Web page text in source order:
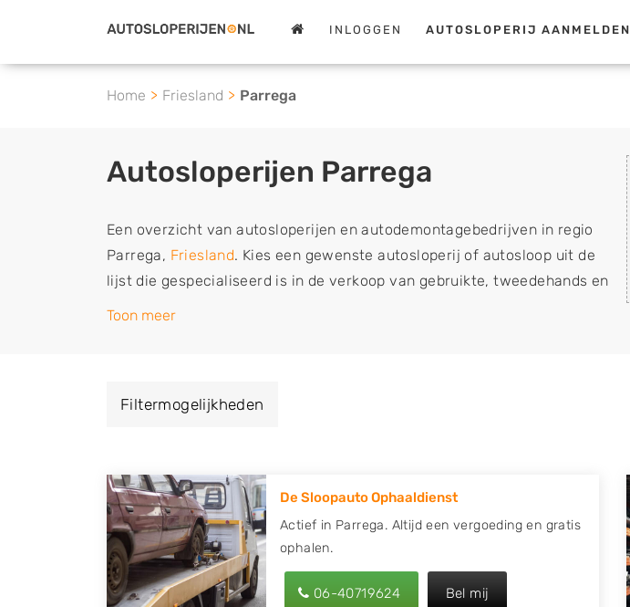
INLOGGEN AUTOSLOPERIJ AANMELDEN
Home Friesland Parrega
Autosloperijen Parrega
Een overzicht van autosloperijen en autodemontagebedrijven in regio
Parrega, Friesland. Kies een gewenste autosloperij of autosloop uit de
lijst die gespecialiseerd is in de verkoop van gebruikte, tweedehands en
sloopauto onderdelen of in de inkoop van sloopauto's, schadeauto's en
of deze liever laten ophalen op een locatie naar keuze? Kies dan voor
Zoekt u liever naar een sloperij in een andere plaats of regio? U vindt
hier alle bedrijven inFriesland . U kunt ookzoeken naar een sloop met
behulp van uw postcode.
U kunt er ook voor kiezen om direct uw sloopauto te verkopen en op te
Toon meer
Filtermogelijkheden
De Sloopauto Ophaaldienst
Actief in Parrega. Altijd een vergoeding en gratis
ophalen.
06-40719624 Bel mij